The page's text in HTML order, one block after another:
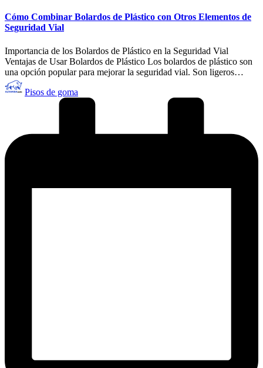
Cómo Combinar Bolardos de Plástico con Otros Elementos de
Seguridad Vial
Importancia de los Bolardos de Plástico en la Seguridad Vial
Ventajas de Usar Bolardos de Plástico Los bolardos de plástico son
una opción popular para mejorar la seguridad vial. Son ligeros…
Publicado
por
Pisos de goma